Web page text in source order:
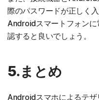
際のパスワードが正しく
Androidスマートフォン
認すると良いでしょう。
5.まとめ
Androidスマホによるテ